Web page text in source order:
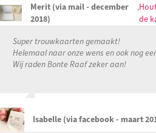
Merit (via mail - december
2018)
,
de
Super trouwkaarten gemaakt!
Helemaal naar onze wens en ook nog
Wij raden Bonte Raaf zeker aan!
Isabelle (via facebook - maart